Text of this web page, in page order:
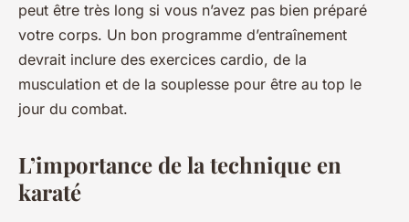
peut être très long si vous n’avez pas bien préparé
votre corps. Un bon programme d’entraînement
devrait inclure des exercices cardio, de la
musculation et de la souplesse pour être au top le
jour du combat.
L’importance de la technique en
karaté